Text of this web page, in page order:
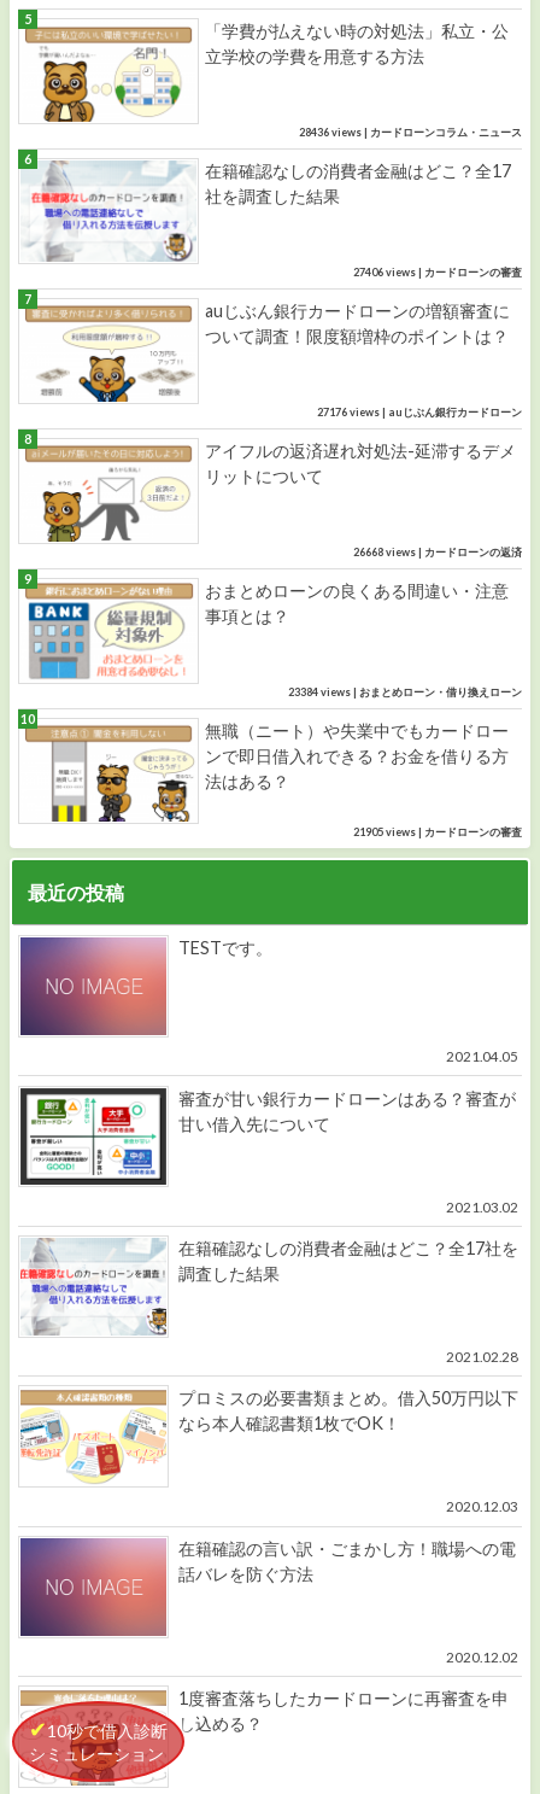
「学費が払えない時の対処法」私立・公
立学校の学費を用意する方法
28436 views| カードローンコラム・ニュース
在籍確認なしの消費者金融はどこ？全17
社を調査した結果
27406 views| カードローンの審査
auじぶん銀行カードローンの増額審査に
ついて調査！限度額増枠のポイントは？
27176 views| auじぶん銀行カードローン
アイフルの返済遅れ対処法-延滞するデメ
リットについて
26668 views| カードローンの返済
おまとめローンの良くある間違い・注意
事項とは？
23384 views| おまとめローン・借り換えローン
無職（ニート）や失業中でもカードロー
ンで即日借入れできる？お金を借りる方
法はある？
21905 views| カードローンの審査
最近の投稿
TESTです。
2021.04.05
審査が甘い銀行カードローンはある？審査が
甘い借入先について
2021.03.02
在籍確認なしの消費者金融はどこ？全17社を
調査した結果
2021.02.28
プロミスの必要書類まとめ。借入50万円以下
なら本人確認書類1枚でOK！
2020.12.03
在籍確認の言い訳・ごまかし方！職場への電
話バレを防ぐ方法
2020.12.02
1度審査落ちしたカードローンに再審査を申
し込める？
10秒で借入診断
シミュレーション